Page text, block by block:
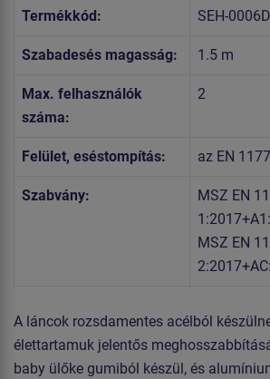
Termékkód: SEH-0006D
Szabadesés magasság: 1.5 m
Max. felhasználók
száma:
2
Felület, eséstompítás: az EN
Szabvány:
MSZ EN
MSZ EN
A láncok rozsdamentes acélból
élettartamuk jelentős
baby ülőke gumiból készül, és